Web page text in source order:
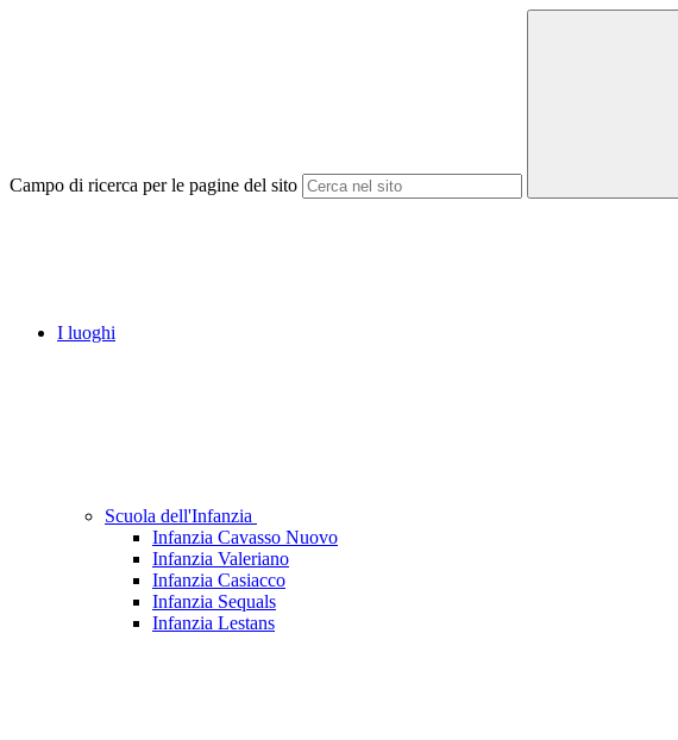
Campo di ricerca per le pagine del sito
I luoghi
Scuola dell'Infanzia
Infanzia Cavasso Nuovo
Infanzia Valeriano
Infanzia Casiacco
Infanzia Sequals
Infanzia Lestans